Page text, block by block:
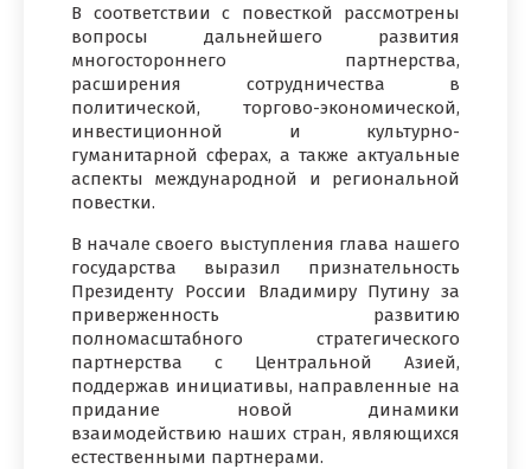
В соответствии с повесткой рассмотрены
вопросы дальнейшего развития
многостороннего партнерства,
расширения сотрудничества в
политической, торгово-экономической,
инвестиционной и культурно-
гуманитарной сферах, а также актуальные
аспекты международной и региональной
повестки.
В начале своего выступления глава нашего
государства выразил признательность
Президенту России Владимиру Путину за
приверженность развитию
полномасштабного стратегического
партнерства с Центральной Азией,
поддержав инициативы, направленные на
придание новой динамики
взаимодействию наших стран, являющихся
естественными партнерами.